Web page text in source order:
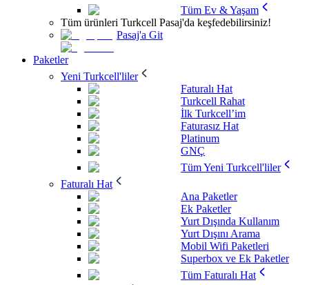
Tüm Ev & Yaşam
Tüm ürünleri Turkcell Pasaj'da keşfedebilirsiniz!
Pasaj'a Git
Paketler
Yeni Turkcell'liler
Faturalı Hat
Turkcell Rahat
İlk Turkcell’im
Faturasız Hat
Platinum
GNÇ
Tüm Yeni Turkcell'liler
Faturalı Hat
Ana Paketler
Ek Paketler
Yurt Dışında Kullanım
Yurt Dışını Arama
Mobil Wifi Paketleri
Superbox ve Ek Paketler
Tüm Faturalı Hat